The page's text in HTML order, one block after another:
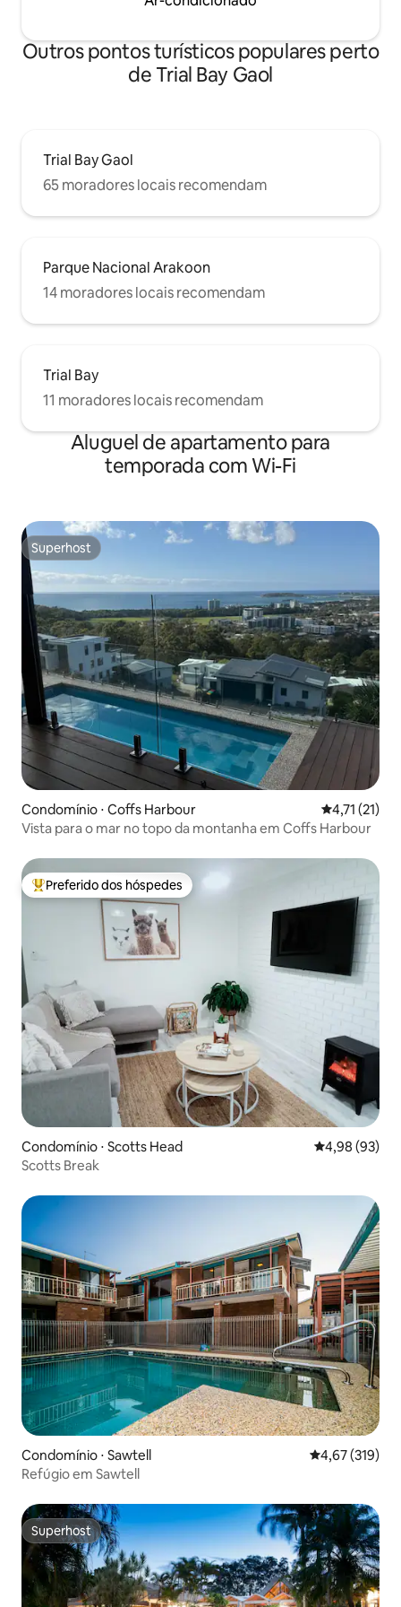
Outros pontos turísticos populares perto
de Trial Bay Gaol
Trial Bay Gaol
65 moradores locais recomendam
Parque Nacional Arakoon
14 moradores locais recomendam
Trial Bay
11 moradores locais recomendam
Aluguel de apartamento para
temporada com Wi-Fi
Superhost
Superhost
Condomínio ⋅ Coffs Harbour 4,71 de uma
4,71 (21)
Vista para o mar no topo da montanha em Coffs Harbour
Entre os melhores preferidos dos hóspedes
Preferido dos hóspedes
Condomínio ⋅ Scotts Head 4,98 de uma
4,98 (93)
Scotts Break
Condomínio ⋅ Sawtell 4,67 de uma
4,67 (319)
Refúgio em Sawtell
Superhost
Superhost